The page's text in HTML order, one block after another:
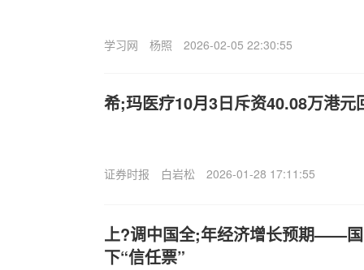
学习网 杨照 2026-02-05 22:30:55
希;玛医疗10月3日斥资40.08万港元
证券时报 白岩松 2026-01-28 17:11:55
上?调中国全;年经济增长预期——
下“信任票”